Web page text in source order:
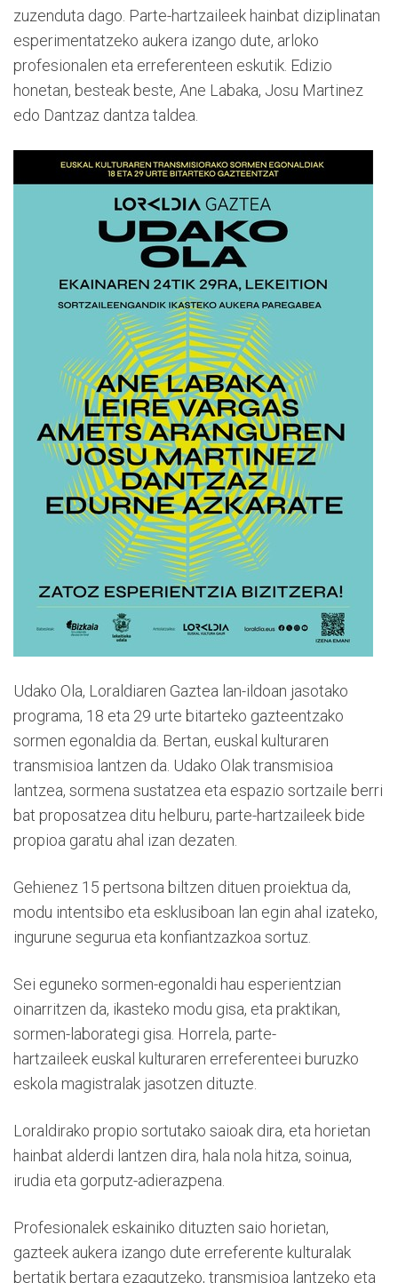
zuzenduta dago. Parte-hartzaileek hainbat diziplinatan
esperimentatzeko aukera izango dute, arloko
profesionalen eta erreferenteen eskutik. Edizio
honetan, besteak beste, Ane Labaka, Josu Martinez
edo Dantzaz dantza taldea.
Udako Ola, Loraldiaren Gaztea lan-ildoan jasotako
programa, 18 eta 29 urte bitarteko gazteentzako
sormen egonaldia da. Bertan, euskal kulturaren
transmisioa lantzen da. Udako Olak transmisioa
lantzea, sormena sustatzea eta espazio sortzaile berri
bat proposatzea ditu helburu, parte-hartzaileek bide
propioa garatu ahal izan dezaten.
Gehienez 15 pertsona biltzen dituen proiektua da,
modu intentsibo eta esklusiboan lan egin ahal izateko,
ingurune segurua eta konfiantzazkoa sortuz.
Sei eguneko sormen-egonaldi hau esperientzian
oinarritzen da, ikasteko modu gisa, eta praktikan,
sormen-laborategi gisa. Horrela, parte-
hartzaileek euskal kulturaren erreferenteei buruzko
eskola magistralak jasotzen dituzte.
Loraldirako propio sortutako saioak dira, eta horietan
hainbat alderdi lantzen dira, hala nola hitza, soinua,
irudia eta gorputz-adierazpena.
Profesionalek eskainiko dituzten saio horietan,
gazteek aukera izango dute erreferente kulturalak
bertatik bertara ezagutzeko, transmisioa lantzeko eta